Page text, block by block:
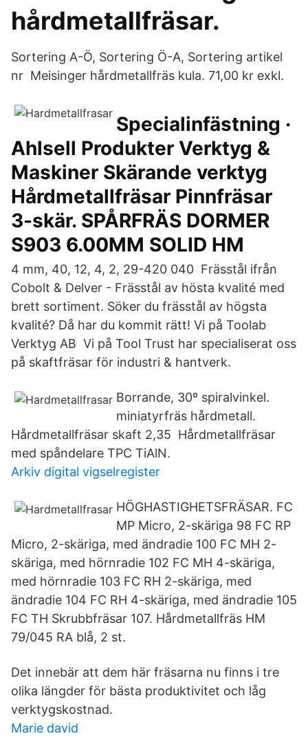
hårdmetallfräsar.
Sortering A-Ö, Sortering Ö-A, Sortering artikel
nr Meisinger hårdmetallfräs kula. 71,00 kr exkl.
Specialinfästning ·
Ahlsell Produkter Verktyg &
Maskiner Skärande verktyg
Hårdmetallfräsar Pinnfräsar
3-skär. SPÅRFRÄS DORMER
S903 6.00MM SOLID HM
4 mm, 40, 12, 4, 2, 29-420 040 Frässtål ifrån
Cobolt & Delver - Frässtål av hösta kvalité med
brett sortiment. Söker du frässtål av högsta
kvalité? Då har du kommit rätt! Vi på Toolab
Verktyg AB Vi på Tool Trust har specialiserat oss
på skaftfräsar för industri & hantverk.
Borrande, 30º spiralvinkel.
miniatyrfräs hårdmetall.
Hårdmetallfräsar skaft 2,35 Hårdmetallfräsar
med spåndelare TPC TiAlN.
Arkiv digital vigselregister
HÖGHASTIGHETSFRÄSAR. FC
MP Micro, 2-skäriga 98 FC RP
Micro, 2-skäriga, med ändradie 100 FC MH 2-
skäriga, med hörnradie 102 FC MH 4-skäriga,
med hörnradie 103 FC RH 2-skäriga, med
ändradie 104 FC RH 4-skäriga, med ändradie 105
FC TH Skrubbfräsar 107. Hårdmetallfräs HM
79/045 RA blå, 2 st.
Det innebär att dem här fräsarna nu finns i tre
olika längder för bästa produktivitet och låg
verktygskostnad.
Marie david